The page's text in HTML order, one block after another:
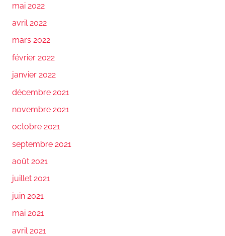
mai 2022
avril 2022
mars 2022
février 2022
janvier 2022
décembre 2021
novembre 2021
octobre 2021
septembre 2021
août 2021
juillet 2021
juin 2021
mai 2021
avril 2021